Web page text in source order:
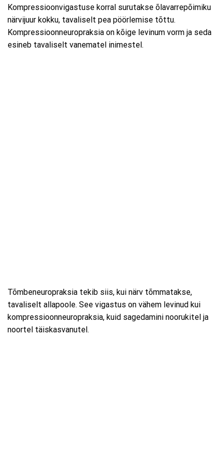
Kompressioonvigastuse korral surutakse õlavarrepõimiku
närvijuur kokku, tavaliselt pea pöörlemise tõttu.
Kompressioonneuropraksia on kõige levinum vorm ja seda
esineb tavaliselt vanematel inimestel.
Tõmbeneuropraksia tekib siis, kui närv tõmmatakse,
tavaliselt allapoole. See vigastus on vähem levinud kui
kompressioonneuropraksia, kuid sagedamini noorukitel ja
noortel täiskasvanutel.